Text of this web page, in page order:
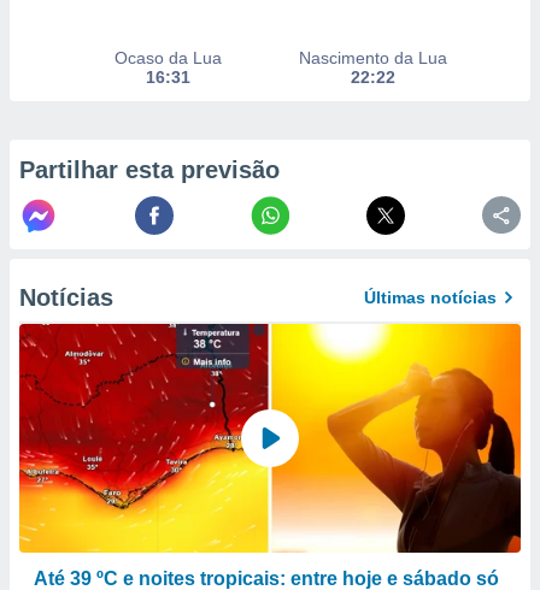
ou aceder
num
para
utilizar
Ocaso da Lua
16:31
Nascimento da Lua
22:22
Partilhar esta previsão
Notícias Últimas notícias
Até 39 ºC e noites tropicais: entre hoje e sábado só